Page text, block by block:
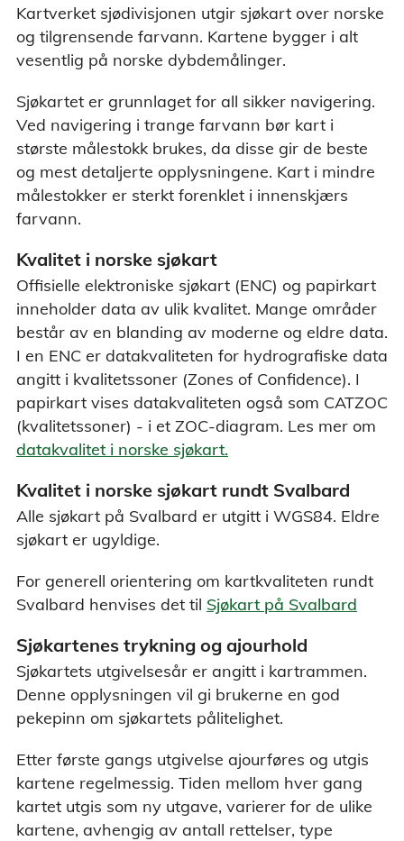
Kartverket sjødivisjonen utgir sjøkart over norske
og tilgrensende farvann. Kartene bygger i alt
vesentlig på norske dybdemålinger.
Sjøkartet er grunnlaget for all sikker navigering.
Ved navigering i trange farvann bør kart i
største målestokk brukes, da disse gir de beste
og mest detaljerte opplysningene. Kart i mindre
målestokker er sterkt forenklet i innenskjærs
farvann.
Kvalitet i norske sjøkart
Offisielle elektroniske sjøkart (ENC) og papirkart
inneholder data av ulik kvalitet. Mange områder
består av en blanding av moderne og eldre data.
I en ENC er datakvaliteten for hydrografiske data
angitt i kvalitetssoner (Zones of Confidence). I
papirkart vises datakvaliteten også som CATZOC
(kvalitetssoner) - i et ZOC-diagram. Les mer om
datakvalitet i norske sjøkart.
Kvalitet i norske sjøkart rundt Svalbard
Alle sjøkart på Svalbard er utgitt i WGS84. Eldre
sjøkart er ugyldige.
For generell orientering om kartkvaliteten rundt
Svalbard henvises det til Sjøkart på Svalbard
Sjøkartenes trykning og ajourhold
Sjøkartets utgivelsesår er angitt i kartrammen.
Denne opplysningen vil gi brukerne en god
pekepinn om sjøkartets pålitelighet.
Etter første gangs utgivelse ajourføres og utgis
kartene regelmessig. Tiden mellom hver gang
kartet utgis som ny utgave, varierer for de ulike
kartene, avhengig av antall rettelser, type